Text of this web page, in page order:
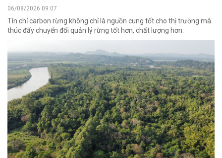
06/08/2026 09:07
Tín chỉ carbon rừng không chỉ là nguồn cung tốt cho thị trường mà
thúc đẩy chuyển đổi quản lý rừng tốt hơn, chất lượng hơn.